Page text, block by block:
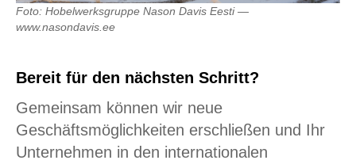
Foto: Hobelwerksgruppe Nason Davis Eesti —
www.nasondavis.ee
Bereit für den nächsten Schritt?
Gemeinsam können wir neue
Geschäftsmöglichkeiten erschließen und Ihr
Unternehmen in den internationalen